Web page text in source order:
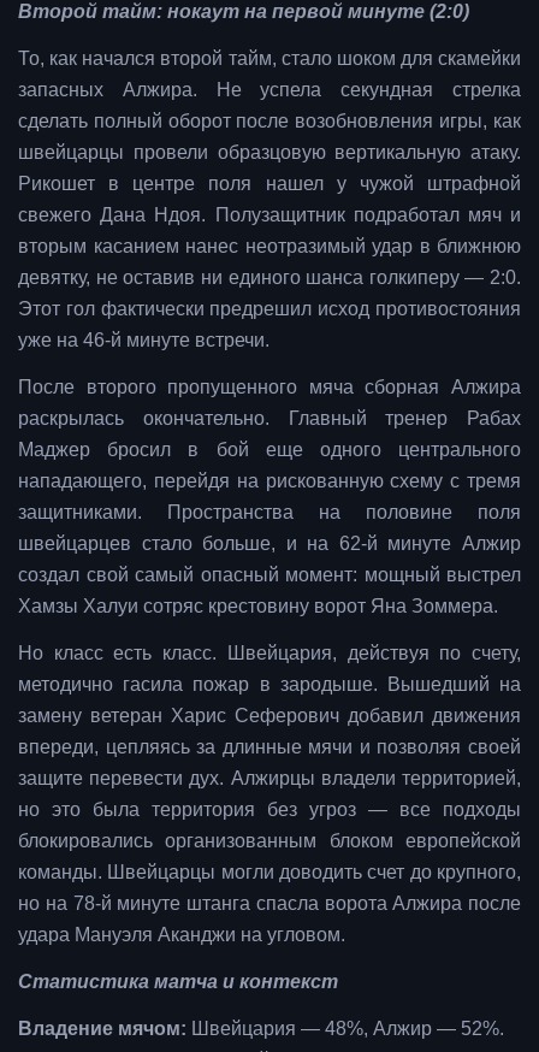
Второй тайм: нокаут на первой минуте (2:0)
То, как начался второй тайм, стало шоком для скамейки
запасных Алжира. Не успела секундная стрелка
сделать полный оборот после возобновления игры, как
швейцарцы провели образцовую вертикальную атаку.
Рикошет в центре поля нашел у чужой штрафной
свежего Дана Ндоя. Полузащитник подработал мяч и
вторым касанием нанес неотразимый удар в ближнюю
девятку, не оставив ни единого шанса голкиперу — 2:0.
Этот гол фактически предрешил исход противостояния
уже на 46-й минуте встречи.
После второго пропущенного мяча сборная Алжира
раскрылась окончательно. Главный тренер Рабах
Маджер бросил в бой еще одного центрального
нападающего, перейдя на рискованную схему с тремя
защитниками. Пространства на половине поля
швейцарцев стало больше, и на 62-й минуте Алжир
создал свой самый опасный момент: мощный выстрел
Хамзы Халуи сотряс крестовину ворот Яна Зоммера.
Но класс есть класс. Швейцария, действуя по счету,
методично гасила пожар в зародыше. Вышедший на
замену ветеран Харис Сеферович добавил движения
впереди, цепляясь за длинные мячи и позволяя своей
защите перевести дух. Алжирцы владели территорией,
но это была территория без угроз — все подходы
блокировались организованным блоком европейской
команды. Швейцарцы могли доводить счет до крупного,
но на 78-й минуте штанга спасла ворота Алжира после
удара Мануэля Аканджи на угловом.
Статистика матча и контекст
Владение мячом: Швейцария — 48%, Алжир — 52%.